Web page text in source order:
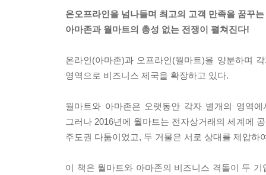
온오프라인을 넘나들며 최고의 고객 만족을 꿈꾸는
아마존과 월마트의 총성 없는 전쟁이 펼쳐진다!
온라인(아마존)과 오프라인(월마트)을 양분하며
영역으로 비즈니스 제국을 확장하고 있다.
월마트와 아마존은 오랫동안 각자 별개의 영역
그러나 2016년에 월마트는 전자상거래의 세계에
주도권 다툼이었고, 두 거물은 서로 상대를 제압
이 책은 월마트와 아마존의 비즈니스 격돌이 두